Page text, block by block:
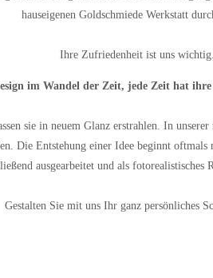
hauseigenen Goldschmiede Werkstatt
Ihre Zufriedenheit ist uns wichtig.
im Wandel der Zeit, jede Zeit hat ihre
sie in neuem Glanz erstrahlen. In
Die Entstehung einer Idee beginnt
ausgearbeitet und als fotorealistisches
Gestalten Sie mit uns Ihr ganz persönliches